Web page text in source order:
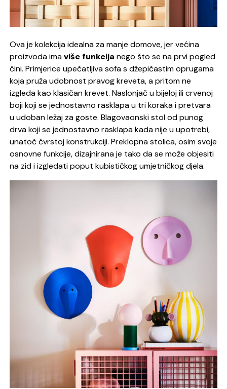
Ova je kolekcija idealna za manje domove, jer većina
proizvoda imaviše funkcija nego što se na prvi pogled
čini. Primjerice upečatljiva sofa s džepičastim oprugama
koja pruža udobnost pravog kreveta, a pritom ne
izgleda kao klasičan krevet. Naslonjač u bijeloj ili crvenoj
boji koji se jednostavno rasklapa u tri koraka i pretvara
u udoban ležaj za goste. Blagovaonski stol od punog
drva koji se jednostavno rasklapa kada nije u upotrebi,
unatoč čvrstoj konstrukciji. Preklopna stolica, osim svoje
osnovne funkcije, dizajnirana je tako da se može objesiti
na zid i izgledati poput kubističkog umjetničkog djela.